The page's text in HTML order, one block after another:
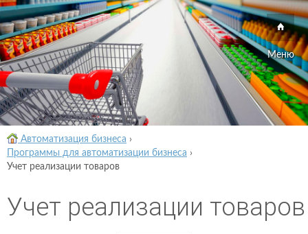
Меню
Автоматизация бизнеса ›
Программы для автоматизации бизнеса ›
Учет реализации товаров
Учет реализации товаров